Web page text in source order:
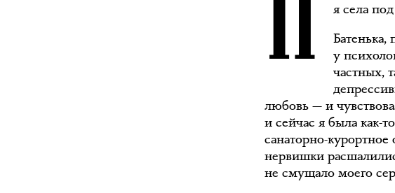
я села
Батенька,
у
частных,
любовь — и
и сейчас я была как-
санаторно-
нервишки
не смущало моего